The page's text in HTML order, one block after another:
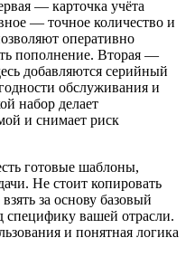
— карточка учёта
— точное количество и
оперативно
пополнение. Вторая —
добавляются серийный
обслуживания и
набор делает
и снимает риск
готовые шаблоны,
Не стоит копировать
за основу базовый
специфику вашей отрасли.
и понятная логика